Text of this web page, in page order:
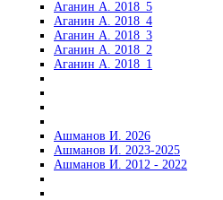
Аганин А. 2018_5
Аганин А. 2018_4
Аганин А. 2018_3
Аганин А. 2018_2
Аганин А. 2018_1
Ашманов И. 2026
Ашманов И. 2023-2025
Ашманов И. 2012 - 2022